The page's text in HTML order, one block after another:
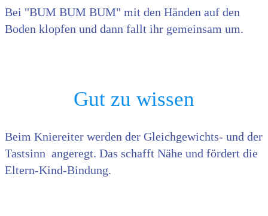
Bei "BUM BUM BUM" mit den Händen auf den
Boden klopfen und dann fallt ihr gemeinsam um.
Gut zu wissen
Beim Kniereiter werden der Gleichgewichts- und der
Tastsinn angeregt. Das schafft Nähe und fördert die
Eltern-Kind-Bindung.